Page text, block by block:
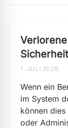
1. JULI 2026
Wenn ein
im System
können
oder